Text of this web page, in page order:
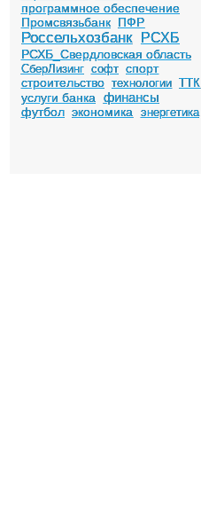
программное обеспечение
Промсвязьбанк ПФР
Россельхозбанк РСХБ
РСХБ_Свердловская область
СберЛизинг софт спорт
строительство технологии ТТК
услуги банка финансы
футбол экономика энергетика